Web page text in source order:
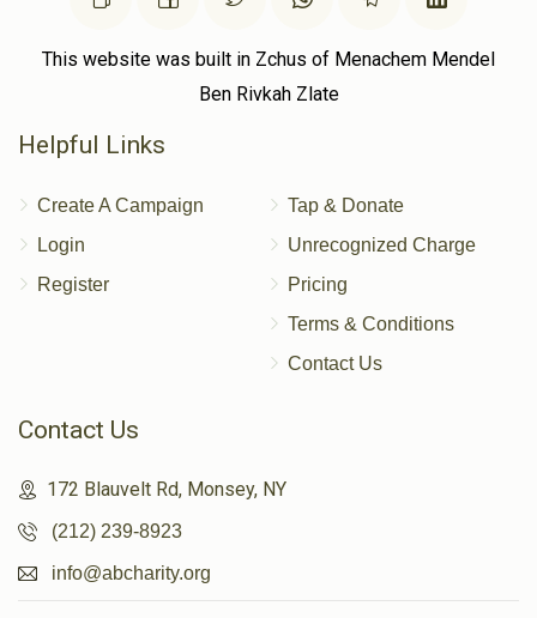
This website was built in Zchus of Menachem Mendel
Ben Rivkah Zlate
Helpful Links
Create A Campaign
Login
Register
Tap & Donate
Unrecognized Charge
Pricing
Terms & Conditions
Contact Us
Contact Us
172 Blauvelt Rd, Monsey, NY
(212) 239-8923
info@abcharity.org